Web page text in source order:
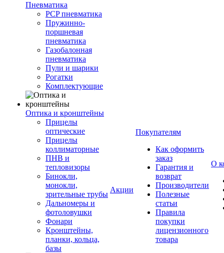
Пневматика
PCP пневматика
Пружинно-
поршневая
пневматика
Газобалонная
пневматика
Пули и шарики
Рогатки
Комплектующие
Оптика и кронштейны
Прицелы
оптические
Прицелы
коллиматорные
ПНВ и
тепловизоры
Бинокли,
монокли,
зрительные трубы
Дальномеры и
фотоловушки
Фонари
Кронштейны,
планки, кольца,
базы
Акции
Покупателям
Как оформить
заказ
Гарантия и
возврат
Производители
Полезные
статьи
Правила
покупки
лицензионного
товара
О